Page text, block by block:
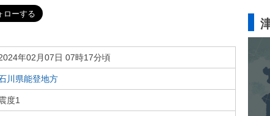
年02月07日 07時17分頃
川県能登地方
度1